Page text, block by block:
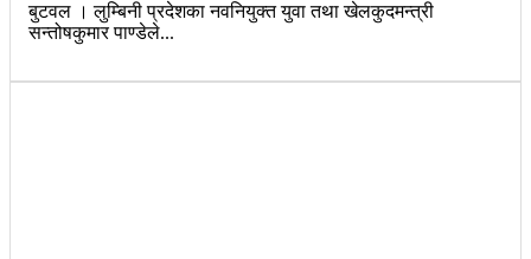
बुटवल । लुम्बिनी प्रदेशका नवनियुक्त युवा तथा खेलकुदमन्त्री
सन्तोषकुमार पाण्डेले...